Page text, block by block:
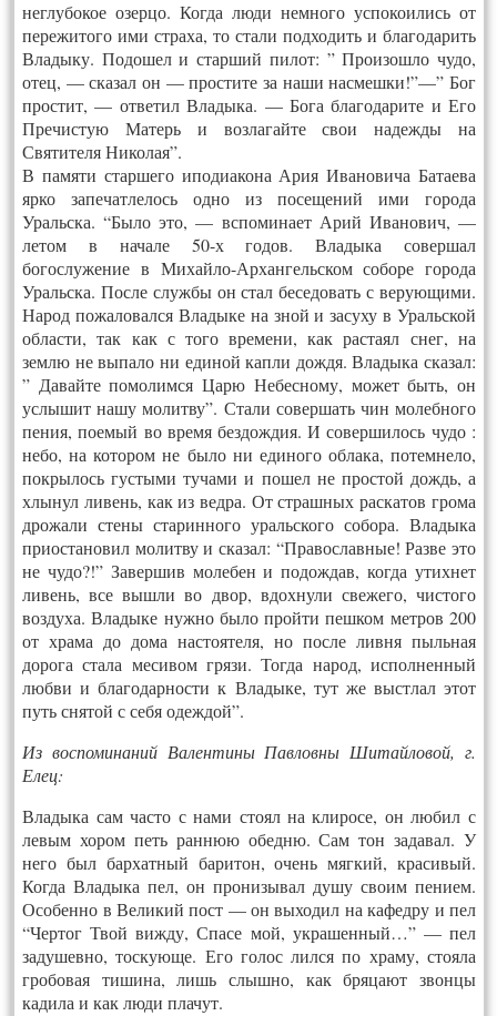
неглубокое озерцо. Когда люди немного успокоились от
пережитого ими страха, то стали подходить и благодарить
Владыку. Подошел и старший пилот: ” Произошло чудо,
отец, — сказал он — простите за наши насмешки!”—” Бог
простит, — ответил Владыка. — Бога благодарите и Его
Пречистую Матерь и возлагайте свои надежды на
Святителя Николая”.
В памяти старшего иподиакона Ария Ивановича Батаева
ярко запечатлелось одно из посещений ими города
Уральска. “Было это, — вспоминает Арий Иванович, —
летом в начале 50-х годов. Владыка совершал
богослужение в Михайло-Архангельском соборе города
Уральска. После службы он стал беседовать с верующими.
Народ пожаловался Владыке на зной и засуху в Уральской
области, так как с того времени, как растаял снег, на
землю не выпало ни единой капли дождя. Владыка сказал:
” Давайте помолимся Царю Небесному, может быть, он
услышит нашу молитву”. Стали совершать чин молебного
пения, поемый во время бездождия. И совершилось чудо :
небо, на котором не было ни единого облака, потемнело,
покрылось густыми тучами и пошел не простой дождь, а
хлынул ливень, как из ведра. От страшных раскатов грома
дрожали стены старинного уральского собора. Владыка
приостановил молитву и сказал: “Православные! Разве это
не чудо?!” Завершив молебен и подождав, когда утихнет
ливень, все вышли во двор, вдохнули свежего, чистого
воздуха. Владыке нужно было пройти пешком метров 200
от храма до дома настоятеля, но после ливня пыльная
дорога стала месивом грязи. Тогда народ, исполненный
любви и благодарности к Владыке, тут же выстлал этот
путь снятой с себя одеждой”.
Из воспоминаний Валентины Павловны Шитайловой, г.
Елец:
Владыка сам часто с нами стоял на клиросе, он любил с
левым хором петь раннюю обедню. Сам тон задавал. У
него был бархатный баритон, очень мягкий, красивый.
Когда Владыка пел, он пронизывал душу своим пением.
Особенно в Великий пост — он выходил на кафедру и пел
“Чертог Твой вижду, Спасе мой, украшенный…” — пел
задушевно, тоскующе. Его голос лился по храму, стояла
гробовая тишина, лишь слышно, как бряцают звонцы
кадила и как люди плачут.